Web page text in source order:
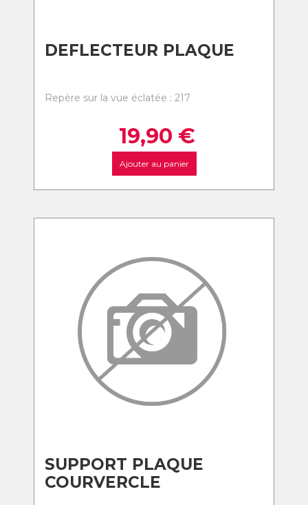
DEFLECTEUR PLAQUE
Repère sur la vue éclatée : 217
19,90 €
Ajouter au panier
SUPPORT PLAQUE
COURVERCLE